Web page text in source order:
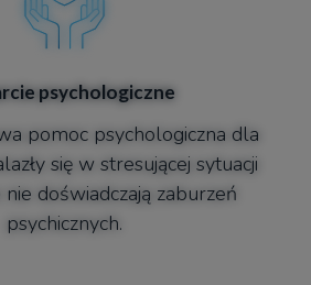
psychologiczne​​
pomoc psychologiczna dla
się w stresującej sytuacji
doświadczają zaburzeń
psychicznych.